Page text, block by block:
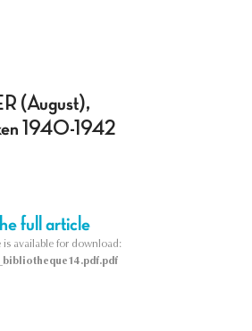
(August),
1940-1942
full article
is available for download: